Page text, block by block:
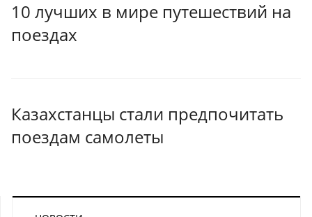
10 лучших в мире путешествий на
поездах
Казахстанцы стали предпочитать
поездам самолеты